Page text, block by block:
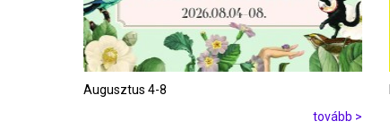
Augusztus 4-8
tovább >